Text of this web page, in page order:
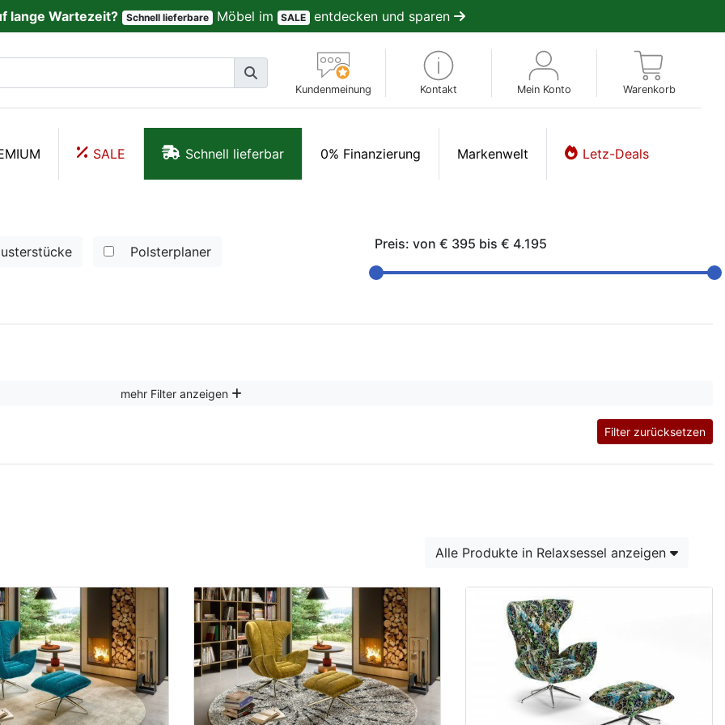
lange Wartezeit? Schnell lieferbare Möbel im SALE entdecken und sparen
Kundenmeinung Kontakt Mein Konto Warenkorb
SALE Schnell lieferbar 0% Finanzierung Markenwelt Letz-Deals
Polsterplaner Preis: von € 395 bis € 4.195
mehr Filter anzeigen
Filter zurücksetzen
Alle Produkte in Relaxsessel anzeigen